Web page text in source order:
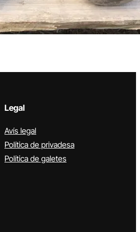
Legal
Avís legal
Política de privadesa
Política de galetes